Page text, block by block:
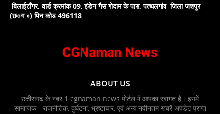
बिलाईटाँगर, वार्ड क्रमांक 09, इंडेन गैस गोदाम के पास, पत्थलगांव जिला जशपुर
(छ०ग ०) पिन कोड 496118
ABOUT US
छत्तीसगढ़ के नंबर 1 cgnaman news पोर्टल में आपका स्वागत है। इसमें
सामाजिक - राजनीतिक, दुर्घटना, भ्रष्टाचार, एवं अन्य नवीनतम खबरें अपडेट प्राप्त